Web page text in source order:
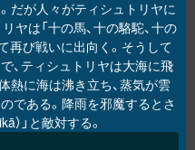
だが人々がティシュトリヤに
ヤは「十の馬、十の駱駝、十の
再び戦いに出向く。そうして
、ティシュトリヤは大海に飛
熱に海は沸き立ち、蒸気が雲
である。降雨を邪魔するとさ
）」と敵対する。